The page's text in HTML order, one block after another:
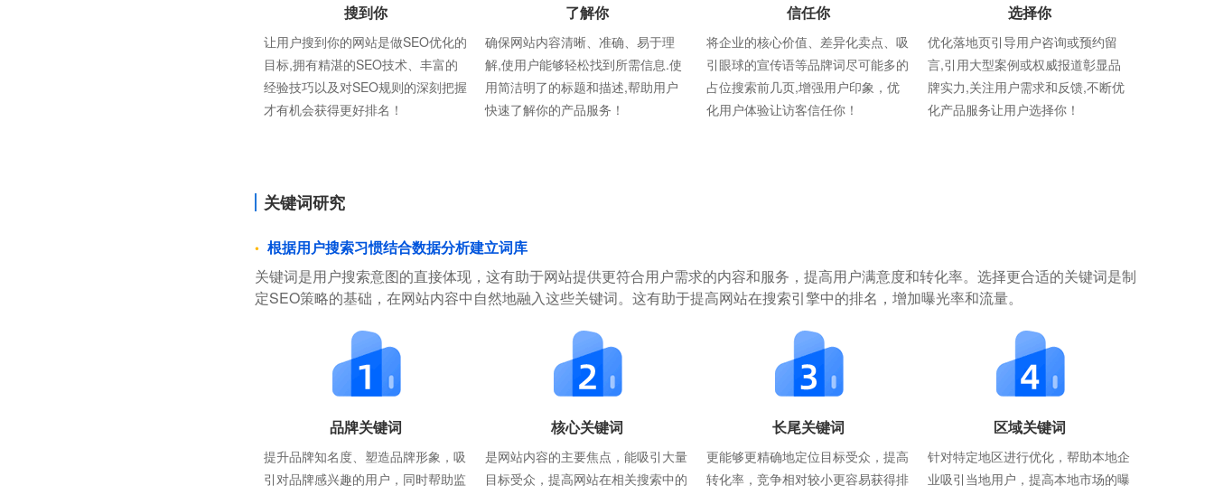
搜到你
让用户搜到你的网站是做SEO优化的
目标,拥有精湛的SEO技术、丰富的
经验技巧以及对SEO规则的深刻把握
才有机会获得更好排名！
了解你
确保网站内容清晰、准确、易于理
解,使用户能够轻松找到所需信息.使
用简洁明了的标题和描述,帮助用户
快速了解你的产品服务！
信任你
将企业的核心价值、差异化卖点、吸
引眼球的宣传语等品牌词尽可能多的
占位搜索前几页,增强用户印象，优
化用户体验让访客信任你！
选择你
优化落地页引导用户咨询或预约留
言,引用大型案例或权威报道彰显品
牌实力,关注用户需求和反馈,不断优
化产品服务让用户选择你！
关键词研究
根据用户搜索习惯结合数据分析建立词库
关键词是用户搜索意图的直接体现，这有助于网站提供更符合用户需求的内容和服务，提高用户满意度和转化率。选择更合适的关键词是制
定SEO策略的基础，在网站内容中自然地融入这些关键词。这有助于提高网站在搜索引擎中的排名，增加曝光率和流量。
品牌关键词
提升品牌知名度、塑造品牌形象，吸
引对品牌感兴趣的用户，同时帮助监
核心关键词
是网站内容的主要焦点，能吸引大量
目标受众，提高网站在相关搜索中的
长尾关键词
更能够更精确地定位目标受众，提高
转化率，竞争相对较小更容易获得排
区域关键词
针对特定地区进行优化，帮助本地企
业吸引当地用户，提高本地市场的曝